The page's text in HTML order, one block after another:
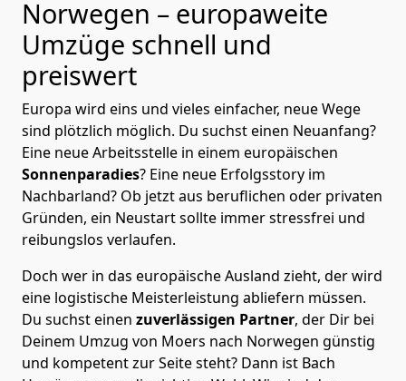
Norwegen – europaweite
Umzüge schnell und
preiswert
Europa wird eins und vieles einfacher, neue Wege
sind plötzlich möglich. Du suchst einen Neuanfang?
Eine neue Arbeitsstelle in einem europäischen
Sonnenparadies? Eine neue Erfolgsstory im
Nachbarland? Ob jetzt aus beruflichen oder privaten
Gründen, ein Neustart sollte immer stressfrei und
reibungslos verlaufen.
Doch wer in das europäische Ausland zieht, der wird
eine logistische Meisterleistung abliefern müssen.
Du suchst einen zuverlässigen Partner, der Dir bei
Deinem Umzug von Moers nach Norwegen günstig
und kompetent zur Seite steht? Dann ist Bach